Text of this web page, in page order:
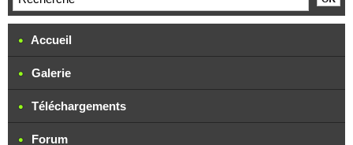
Accueil
Galerie
Téléchargements
Forum